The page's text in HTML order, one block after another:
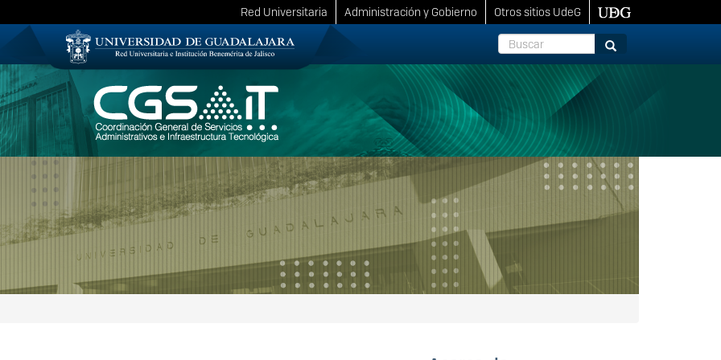
Red Universitaria Administración y Gobierno
Otros sitios UdeG
Buscar
Buscar